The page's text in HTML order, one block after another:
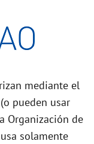
mediante el
pueden usar
Organización de
solamente